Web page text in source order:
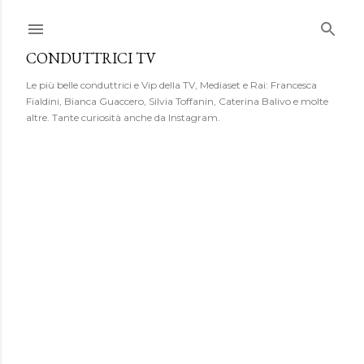
CONDUTTRICI TV
Le più belle conduttrici e Vip della TV, Mediaset e Rai: Francesca
Fialdini, Bianca Guaccero, Silvia Toffanin, Caterina Balivo e molte
altre. Tante curiosità anche da Instagram.